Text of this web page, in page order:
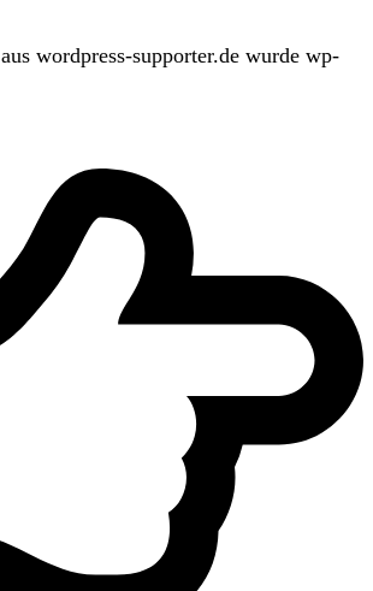
aus wordpress-supporter.de wurde wp-